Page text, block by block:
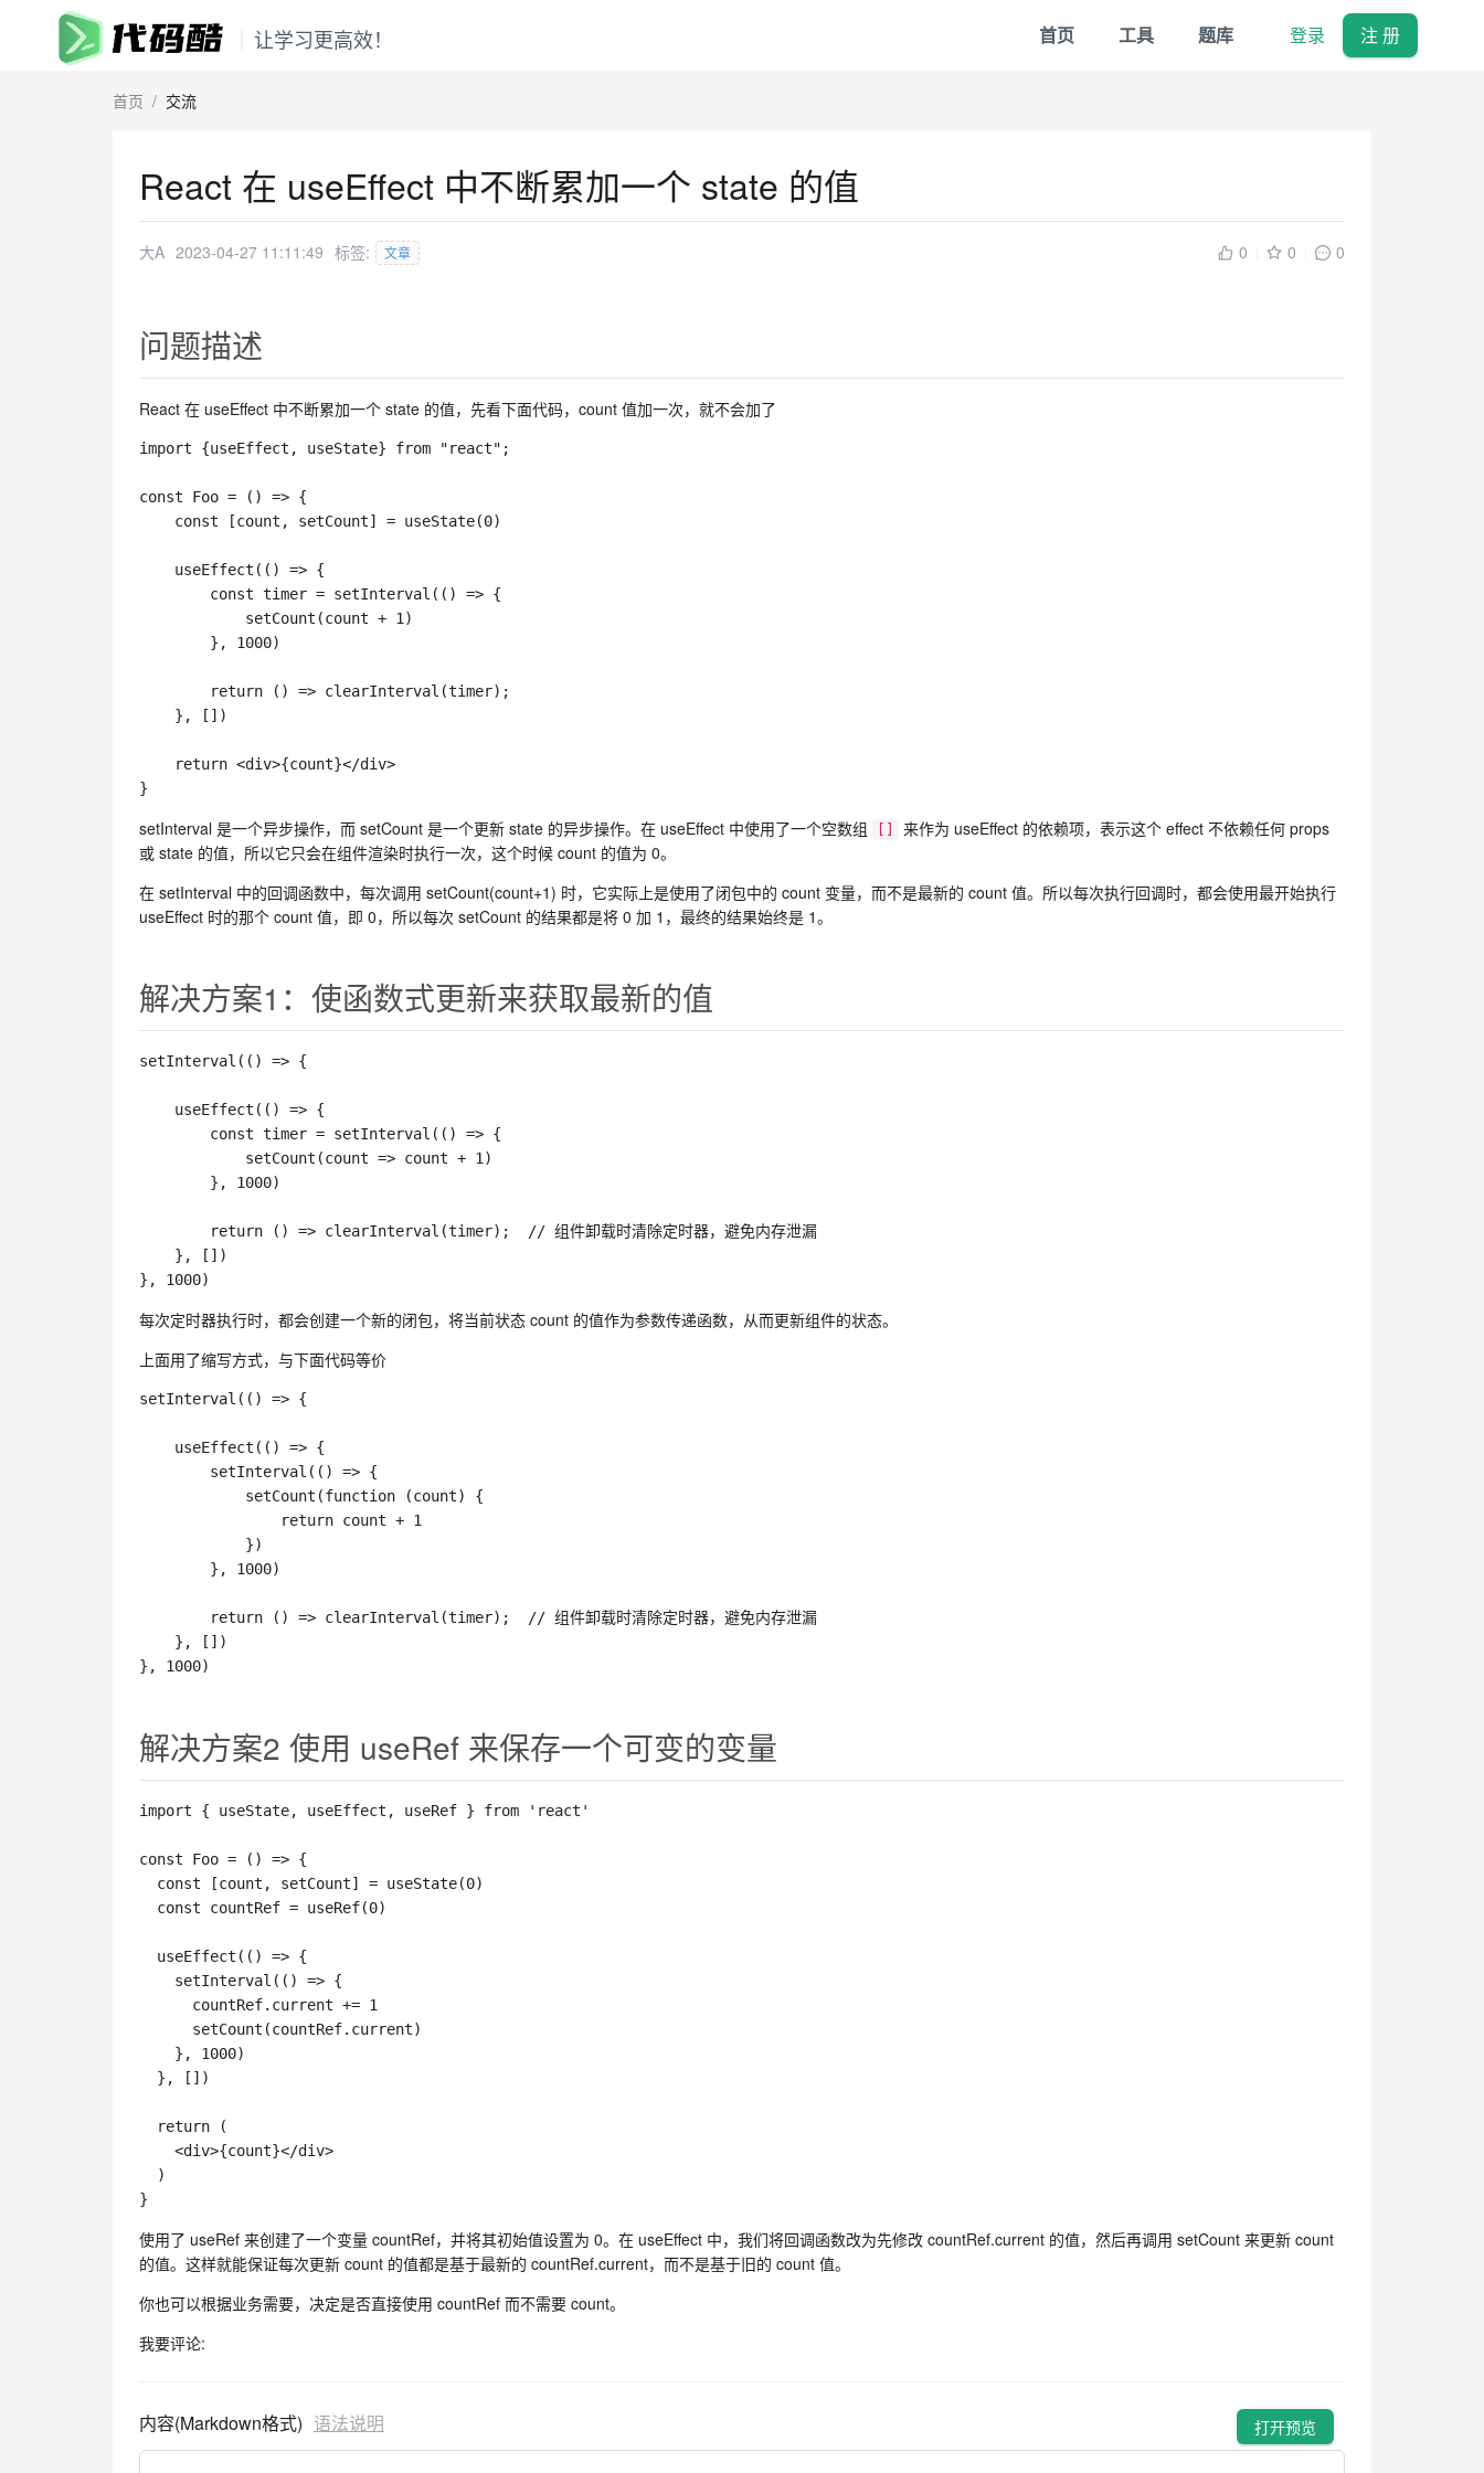
让学习更高效！ 首页 工具 题库 登录 注 册
首页 / 交流
React 在 useEffect 中不断累加一个 state 的值
大A 2023-04-27 11:11:49 标签: 文章 0 0 0
问题描述
React 在 useEffect 中不断累加一个 state 的值，先看下面代码，count 值加一次，就不会加了
import {useEffect , useState} from "react" ;
const Foo = ( ) => {
const
[count , setCount] = useState(0)
useEffect ( ( ) => {
const timer = setInterval ( ( ) => {
setCount (count + 1 )
} , 1000)
return ( ) => clearInterval (timer) ;
} , [ ] )
return <div>{count}</div>
}
setInterval 是一个异步操作，而 setCount 是一个更新 state 的异步操作。在 useEffect 中使用了一个空数组
来作为 useEffect 的依赖项，表示这个 effect 不依赖任何 props
或 state 的值，所以它只会在组件渲染时执行一次，这个时候 count 的值为 0。
在 setInterval 中的回调函数中，每次调用 setCount(count+1) 时，它实际上是使用了闭包中的 count 变量，而不是最新的 count 值。所以每次执行回调时，都会使用最开始执行
useEffect 时的那个 count 值，即 0，所以每次 setCount 的结果都是将 0 加 1，最终的结果始终是 1。
解决方案1：使函数式更新来获取最新的值
setInterval ( ( ) => {
useEffect ( ( ) => {
const timer = setInterval ( ( ) => {
setCount (count => count + 1 )
} , 1000)
return ( ) => clearInterval (timer) ;
// 组件卸载时清除定时器，避免内存泄漏
} , [ ] )
} , 1000)
每次定时器执行时，都会创建一个新的闭包，将当前状态 count 的值作为参数传递函数，从而更新组件的状态。
上面用了缩写方式，与下面代码等价
setInterval ( ( ) => {
useEffect ( ( ) => {
setInterval ( ( ) => {
setCount (function (count)
{
return count + 1
})
} , 1000)
return ( ) => clearInterval (timer) ;
// 组件卸载时清除定时器，避免内存泄漏
} , [ ] )
} , 1000)
解决方案2 使用 useRef 来保存一个可变的变量
import { useState, useEffect , useRef } from 'react'
const Foo = ( ) => {
const
[count , setCount] = useState(0)
const countRef = useRef(0)
useEffect ( ( ) => {
setInterval ( ( ) => {
      countRef
. current += 1
setCount (countRef. current)
} , 1000)
} , [ ] )
return
(
<div>{count}</div>
)
}
使用了 useRef 来创建了一个变量 countRef，并将其初始值设置为 0。在 useEffect 中，我们将回调函数改为先修改 countRef.current 的值，然后再调用 setCount 来更新 count
的值。这样就能保证每次更新 count 的值都是基于最新的 countRef.current，而不是基于旧的 count 值。
你也可以根据业务需要，决定是否直接使用 countRef 而不需要 count。
我要评论:
内容(Markdown格式) 语法说明 打开预览